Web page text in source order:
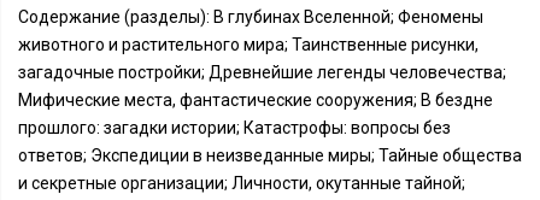
Содержание (разделы): В глубинах Вселенной; Феномены
животного и растительного мира; Таинственные рисунки,
загадочные постройки; Древнейшие легенды человечества;
Мифические места, фантастические сооружения; В бездне
прошлого: загадки истории; Катастрофы: вопросы без
ответов; Экспедиции в неизведанные миры; Тайные общества
и секретные организации; Личности, окутанные тайной;